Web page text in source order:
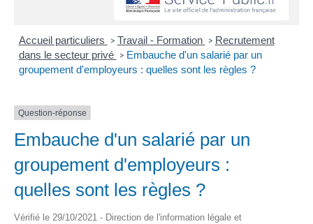
Accueil particuliers > Travail - Formation > Recrutement
dans le secteur privé > Embauche d'un salarié par un
groupement d'employeurs : quelles sont les règles ?
Question-réponse
Embauche d'un salarié par un
groupement d'employeurs :
quelles sont les règles ?
Vérifié le 29/10/2021 - Direction de l'information légale et